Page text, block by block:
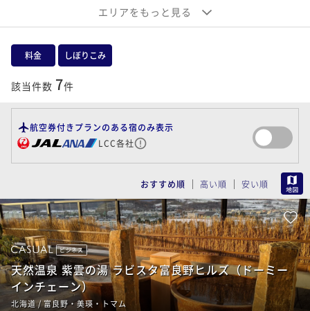
稚内・旭川・富良野・トマム
支笏湖・千歳・苫小牧・石狩・空知
帯広・十勝川・日高
エリアをもっと見る
料金 しぼりこみ
該当件数 7件
航空券付きプランのある宿のみ表示
LCC各社
おすすめ順 高い順 安い順
ビジネス
天然温泉 紫雲の湯 ラビスタ富良野ヒルズ（ドーミー
インチェーン）
北海道 / 富良野・美瑛・トマム